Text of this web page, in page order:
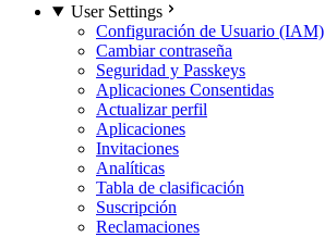
User Settings
Configuración de Usuario (IAM)
Cambiar contraseña
Seguridad y Passkeys
Aplicaciones Consentidas
Actualizar perfil
Aplicaciones
Invitaciones
Analíticas
Tabla de clasificación
Suscripción
Reclamaciones